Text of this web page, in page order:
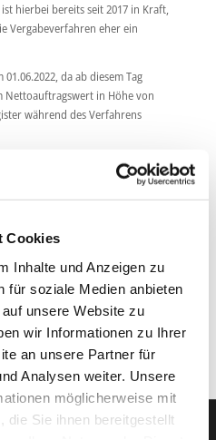
Cookies
Inhalte und Anzeigen zu
für soziale Medien anbieten
unsere Website zu
wir Informationen zu Ihrer
an unsere Partner für
Analysen weiter. Unsere
möglicherweise mit
die Sie ihnen bereitgestellt
hierbei bereits seit 2017 in Kraft,
Vergabeverfahren eher ein
da ab diesem Tag
Nettoauftragswert in Höhe von
während des Verfahrens
vor größte
Verfahren
sowohl das
meistern können.
muss der Auftraggeber ändern